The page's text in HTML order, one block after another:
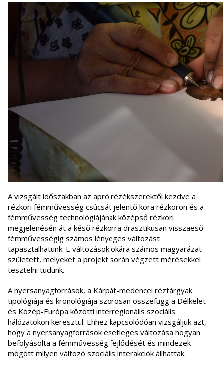
A vizsgált időszakban az apró rézékszerektől kezdve a
rézkori fémművesség csúcsát jelentő kora rézkoron és a
fémművesség technológiájának középső rézkori
megjelenésén át a késő rézkorra drasztikusan visszaeső
fémművességig számos lényeges változást
tapasztalhatunk. E változások okára számos magyarázat
született, melyeket a projekt során végzett mérésekkel
tesztelni tudunk.
A nyersanyagforrások, a Kárpát-medencei réztárgyak
tipológiája és kronológiája szorosan összefügg a Délkelet-
és Közép-Európa közötti interregionális szociális
hálózatokon keresztül. Ehhez kapcsolódóan vizsgáljuk azt,
hogy a nyersanyagforrások esetleges változása hogyan
befolyásolta a fémművesség fejlődését és mindezek
mögött milyen változó szociális interakciók állhattak.